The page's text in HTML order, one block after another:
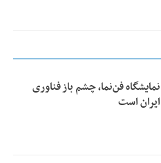
نمایشگاه فن‌نما، چشم باز فناوری
ایران است